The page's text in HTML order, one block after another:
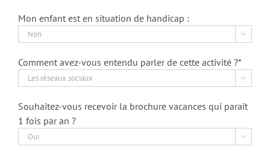
Mon enfant est en situation de handicap :

Comment avez-vous entendu parler de cette activité ?*

Souhaitez-vous recevoir la brochure vacances qui paraît
1 fois par an ?
